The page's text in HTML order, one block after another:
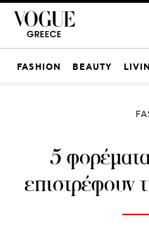
FASHION BEAUTY
5
επιστρέφουν